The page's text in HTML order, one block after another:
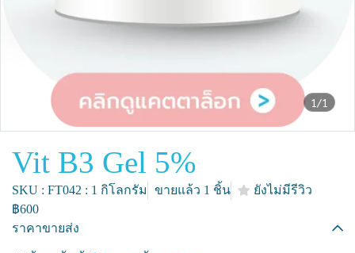
1/1
Vit B3 Gel 5%
SKU : FT042 : 1 กิโลกรัม ขายแล้ว 1 ชิ้น
ยังไม่มีรีวิว
฿600
ราคาขายส่ง